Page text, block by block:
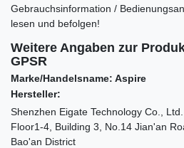
Gebrauchsinformation /
lesen und befolgen!
Weitere Angaben zur
GPSR
Marke/Handelsname: Aspire
Hersteller:
Shenzhen Eigate Technology Co., Ltd.
Floor1-4, Building 3, No.14 Jian'an
Bao'an District